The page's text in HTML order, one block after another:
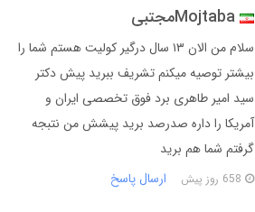
Mojtabaمجتبی
سلام من الان ۱۳ سال درگیر کولیت هستم شما را
بیشتر توصیه میکنم تشریف ببرید پیش دکتر
سید امیر طاهری برد فوق تخصصی ایران و
آمریکا را داره صدرصد برید پیشش من نتبجه
گرفتم شما هم برید
ارسال پاسخ